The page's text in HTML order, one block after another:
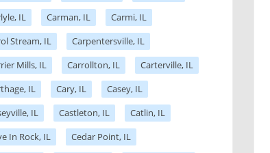
IL
Carman, IL
Carmi, IL
Stream, IL
Carpentersville, IL
Mills, IL
Carrollton, IL
Carterville, IL
IL
Cary, IL
Casey, IL
IL
Castleton, IL
Catlin, IL
In Rock, IL
Cedar Point, IL